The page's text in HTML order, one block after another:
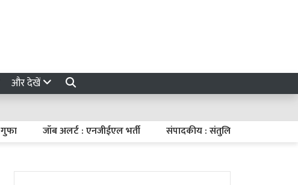
और देखें
जॉब अलर्ट : एनजीईएल भर्ती संपादकीय : संतुलित मौद्रिक नीति